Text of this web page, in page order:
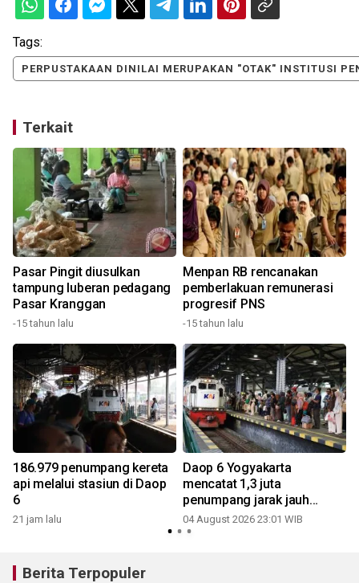
Tags:
PERPUSTAKAAN DINILAI MERUPAKAN "OTAK" INSTITUSI
Terkait
Pasar Pingit diusulkan
tampung luberan pedagang
Pasar Kranggan
-15 tahun lalu
Menpan RB rencanakan
pemberlakuan remunerasi
progresif PNS
-15 tahun lalu
186.979 penumpang kereta
api melalui stasiun di Daop
6
21 jam lalu
Daop 6 Yogyakarta
mencatat 1,3 juta
penumpang jarak jauh
selama Juli 2026
04 August 2026 23:01 WIB
Berita Terpopuler